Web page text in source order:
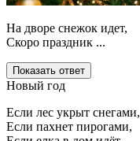
На дворе снежок идет,
Скоро праздник ...
Показать ответ
Новый год
Если лес укрыт снегами,
Если пахнет пирогами,